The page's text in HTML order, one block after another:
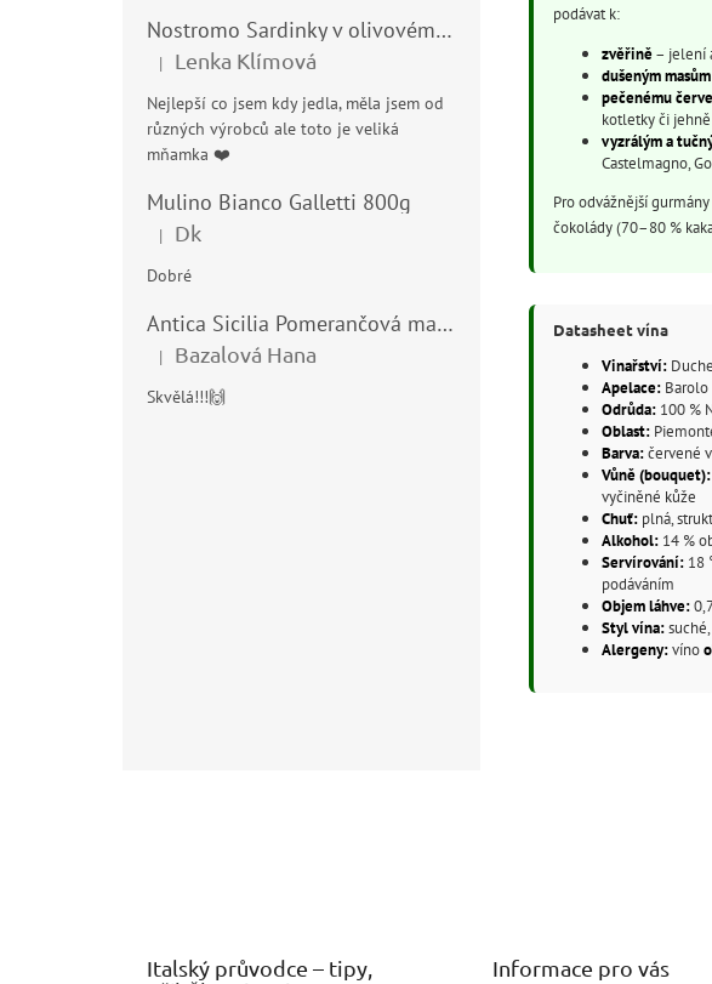
Nostromo Sardinky v olivovém oleji (Sardine all’Olio di Oliva) 120g
Hodnocení produktu je 5 z 5 hvězdiček.
| Lenka Klímová
Nejlepší co jsem kdy jedla, měla jsem od
různých výrobců ale toto je veliká
mňamka ❤️
Mulino Bianco Galletti 800g
Hodnocení produktu je 5 z 5 hvězdiček.
| Dk
Dobré
Antica Sicilia Pomerančová marmeláda (Arance di Sicilia) 210g
Hodnocení produktu je 5 z 5 hvězdiček.
| Bazalová Hana
Skvělá!!!🙌
podávat k:
zvěřině– jelení
dušeným
pečenému
kotletky či
vyzrálým a
Castelmagno,
Pro odvážnější
čokolády (70–80 %
Datasheet vína
Vinařství:
Apelace:Barolo
Odrůda:100 %
Oblast:
Barva:červené
Vůně (bouquet):
vyčiněné kůže
Chuť:plná,
Alkohol:14 %
Servírování:18
podáváním
Objem láhve:
Styl vína:
Alergeny:víno
Italský průvodce – tipy,
Informace pro vás